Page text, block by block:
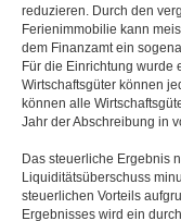
reduzieren. Durch den
Ferienimmobilie kann
dem Finanzamt ein
Für die Einrichtung wurde
Wirtschaftsgüter können
können alle
Jahr der Abschreibung in
Das steuerliche Ergebnis
Liquiditätsüberschuss
steuerlichen Vorteils
Ergebnisses wird ein